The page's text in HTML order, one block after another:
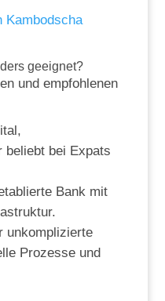
geeignet?
und empfohlenen
beliebt bei Expats
Bank mit
unkomplizierte
Prozesse und